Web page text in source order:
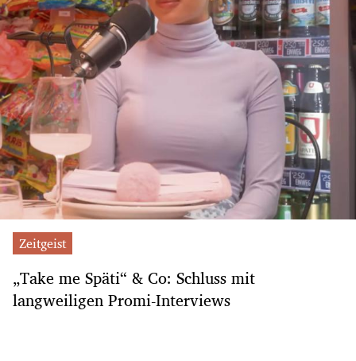
Zeitgeist
„Take me Späti“ & Co: Schluss mit
langweiligen Promi-Interviews